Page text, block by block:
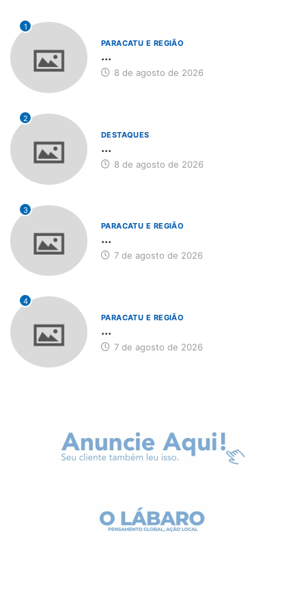
1
PARACATU E REGIÃO
...
8 de agosto de 2026
2
DESTAQUES
...
8 de agosto de 2026
3
PARACATU E REGIÃO
...
7 de agosto de 2026
4
PARACATU E REGIÃO
...
7 de agosto de 2026